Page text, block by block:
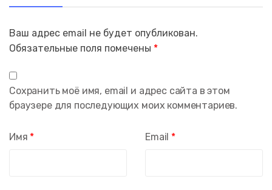
Ваш адрес email не будет опубликован.
Обязательные поля помечены *
Имя * Email *
Сохранить моё имя, email и адрес сайта в этом
браузере для последующих моих комментариев.